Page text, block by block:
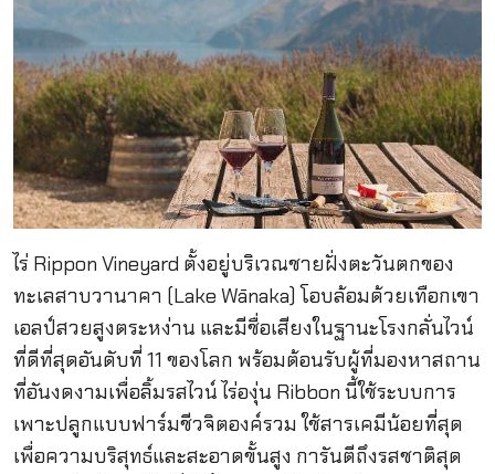
ไร่ Rippon Vineyard ตั้งอยู่บริเวณชายฝั่งตะวันตกของ
ทะเลสาบวานาคา (Lake Wānaka) โอบล้อมด้วยเทือกเขา
เอลป์สวยสูงตระหง่าน และมีชื่อเสียงในฐานะโรงกลั่นไวน์
ที่ดีที่สุดอันดับที่ 11 ของโลก พร้อมต้อนรับผู้ที่มองหาสถาน
ที่อันงดงามเพื่อลิ้มรสไวน์ ไร่องุ่น Ribbon นี้ใช้ระบบการ
เพาะปลูกแบบฟาร์มชีวจิตองค์รวม ใช้สารเคมีน้อยที่สุด
เพื่อความบริสุทธ์และสะอาดขั้นสูง การันตีถึงรสชาติสุด